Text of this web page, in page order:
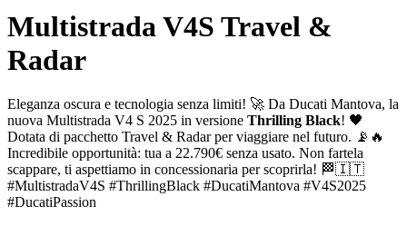
Multistrada V4S Travel &
Radar
Eleganza oscura e tecnologia senza limiti! 🚀 Da Ducati Mantova, la
nuova Multistrada V4 S 2025 in versione Thrilling Black! 🖤
Dotata di pacchetto Travel & Radar per viaggiare nel futuro. 📡🔥
Incredibile opportunità: tua a 22.790€ senza usato. Non fartela
scappare, ti aspettiamo in concessionaria per scoprirla! 🏁🇮🇹
#MultistradaV4S #ThrillingBlack #DucatiMantova #V4S2025
#DucatiPassion